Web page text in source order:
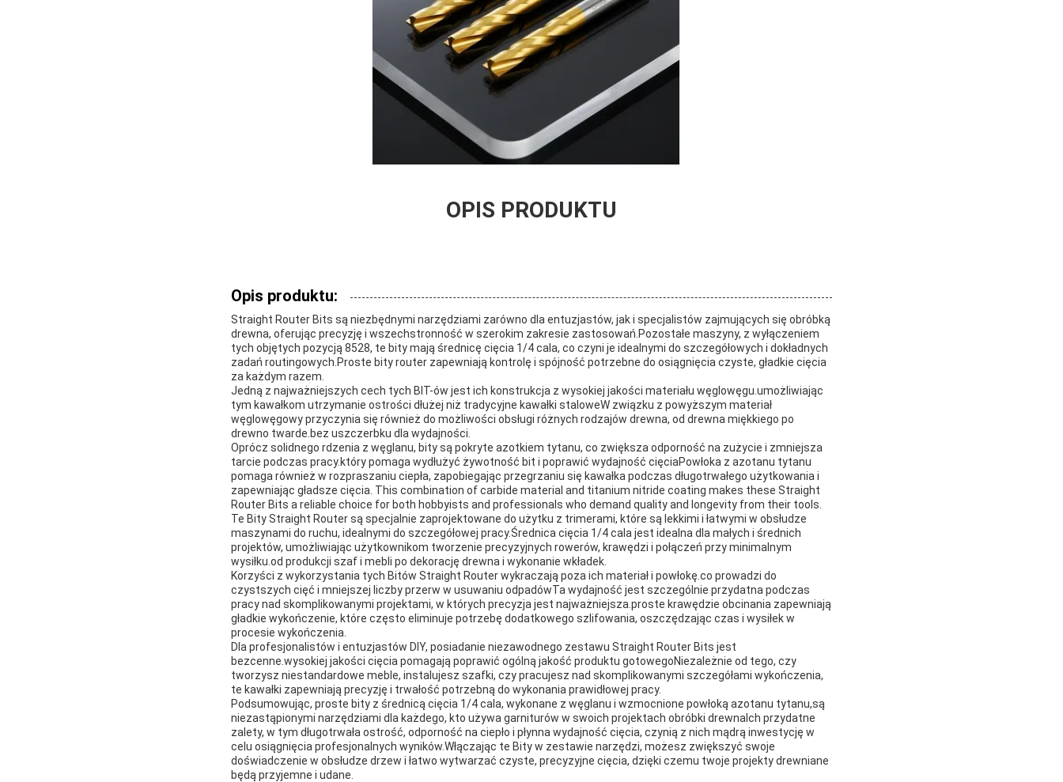
OPIS PRODUKTU
Opis produktu:
Straight Router Bits są niezbędnymi narzędziami zarówno dla entuzjastów, jak i specjalistów zajmujących się obróbką
drewna, oferując precyzję i wszechstronność w szerokim zakresie zastosowań.Pozostałe maszyny, z wyłączeniem
tych objętych pozycją 8528, te bity mają średnicę cięcia 1/4 cala, co czyni je idealnymi do szczegółowych i dokładnych
zadań routingowych.Proste bity router zapewniają kontrolę i spójność potrzebne do osiągnięcia czyste, gładkie cięcia
za każdym razem.
Jedną z najważniejszych cech tych BIT-ów jest ich konstrukcja z wysokiej jakości materiału węglowęgu.umożliwiając
tym kawałkom utrzymanie ostrości dłużej niż tradycyjne kawałki staloweW związku z powyższym materiał
węglowęgowy przyczynia się również do możliwości obsługi różnych rodzajów drewna, od drewna miękkiego po
drewno twarde.bez uszczerbku dla wydajności.
Oprócz solidnego rdzenia z węglanu, bity są pokryte azotkiem tytanu, co zwiększa odporność na zużycie i zmniejsza
tarcie podczas pracy.który pomaga wydłużyć żywotność bit i poprawić wydajność cięciaPowłoka z azotanu tytanu
pomaga również w rozpraszaniu ciepła, zapobiegając przegrzaniu się kawałka podczas długotrwałego użytkowania i
zapewniając gładsze cięcia. This combination of carbide material and titanium nitride coating makes these Straight
Router Bits a reliable choice for both hobbyists and professionals who demand quality and longevity from their tools.
Te Bity Straight Router są specjalnie zaprojektowane do użytku z trimerami, które są lekkimi i łatwymi w obsłudze
maszynami do ruchu, idealnymi do szczegółowej pracy.Średnica cięcia 1/4 cala jest idealna dla małych i średnich
projektów, umożliwiając użytkownikom tworzenie precyzyjnych rowerów, krawędzi i połączeń przy minimalnym
wysiłku.od produkcji szaf i mebli po dekorację drewna i wykonanie wkładek.
Korzyści z wykorzystania tych Bitów Straight Router wykraczają poza ich materiał i powłokę.co prowadzi do
czystszych cięć i mniejszej liczby przerw w usuwaniu odpadówTa wydajność jest szczególnie przydatna podczas
pracy nad skomplikowanymi projektami, w których precyzja jest najważniejsza.proste krawędzie obcinania zapewniają
gładkie wykończenie, które często eliminuje potrzebę dodatkowego szlifowania, oszczędzając czas i wysiłek w
procesie wykończenia.
Dla profesjonalistów i entuzjastów DIY, posiadanie niezawodnego zestawu Straight Router Bits jest
bezcenne.wysokiej jakości cięcia pomagają poprawić ogólną jakość produktu gotowegoNiezależnie od tego, czy
tworzysz niestandardowe meble, instalujesz szafki, czy pracujesz nad skomplikowanymi szczegółami wykończenia,
te kawałki zapewniają precyzję i trwałość potrzebną do wykonania prawidłowej pracy.
Podsumowując, proste bity z średnicą cięcia 1/4 cala, wykonane z węglanu i wzmocnione powłoką azotanu tytanu,są
niezastąpionymi narzędziami dla każdego, kto używa garniturów w swoich projektach obróbki drewnaIch przydatne
zalety, w tym długotrwała ostrość, odporność na ciepło i płynna wydajność cięcia, czynią z nich mądrą inwestycję w
celu osiągnięcia profesjonalnych wyników.Włączając te Bity w zestawie narzędzi, możesz zwiększyć swoje
doświadczenie w obsłudze drzew i łatwo wytwarzać czyste, precyzyjne cięcia, dzięki czemu twoje projekty drewniane
będą przyjemne i udane.